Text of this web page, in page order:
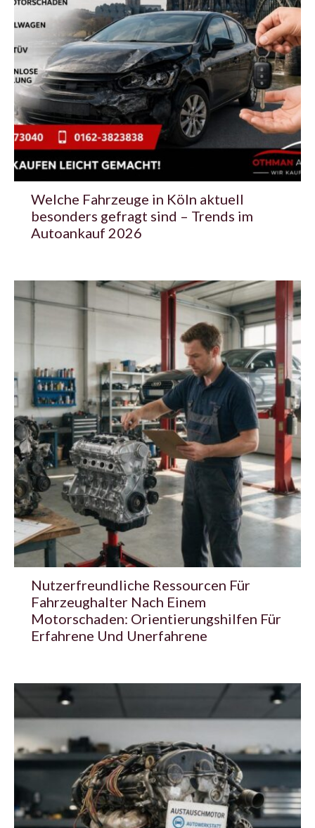
Welche Fahrzeuge in Köln aktuell
besonders gefragt sind – Trends im
Autoankauf 2026
Nutzerfreundliche Ressourcen Für
Fahrzeughalter Nach Einem
Motorschaden: Orientierungshilfen Für
Erfahrene Und Unerfahrene